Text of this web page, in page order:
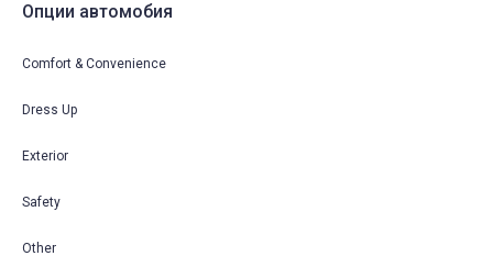
Опции автомобия
Comfort & Convenience
Dress Up
Exterior
Safety
Other